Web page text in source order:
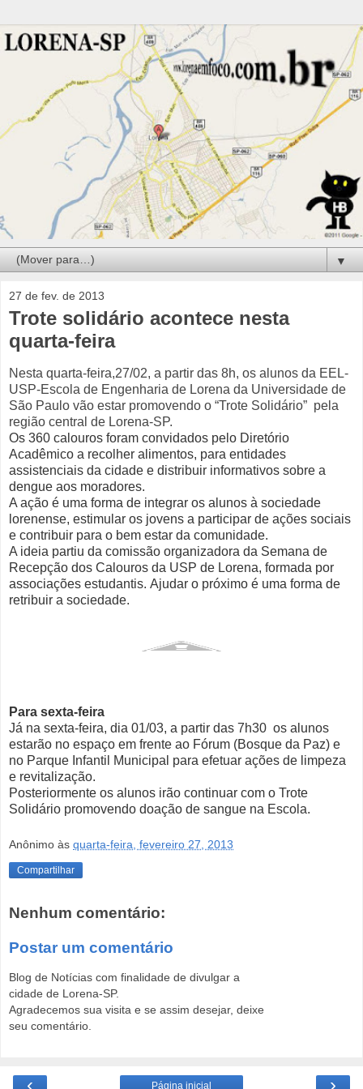
▼
27 de fev. de 2013
Trote solidário acontece nesta
quarta-feira
Nesta quarta-feira,27/02, a partir das 8h, os alunos da EEL-
USP-Escola de Engenharia de Lorena da Universidade de
São Paulo vão estar promovendo o “Trote Solidário” pela
região central de Lorena-SP.
Os 360 calouros foram convidados pelo Diretório
Acadêmico a recolher alimentos, para entidades
assistenciais da cidade e distribuir informativos sobre a
dengue aos moradores.
A ação é uma forma de integrar os alunos à sociedade
lorenense, estimular os jovens a participar de ações sociais
e contribuir para o bem estar da comunidade.
A ideia partiu da comissão organizadora da Semana de
Recepção dos Calouros da USP de Lorena, formada por
associações estudantis. Ajudar o próximo é uma forma de
retribuir a sociedade.
Para sexta-feira
Já na sexta-feira, dia 01/03, a partir das 7h30 os alunos
estarão no espaço em frente ao Fórum (Bosque da Paz) e
no Parque Infantil Municipal para efetuar ações de limpeza
e revitalização.
Posteriormente os alunos irão continuar com o Trote
Solidário promovendo doação de sangue na Escola.
Anônimo às quarta-feira, fevereiro 27, 2013
Compartilhar
Nenhum comentário:
Postar um comentário
Blog de Notícias com finalidade de divulgar a
cidade de Lorena-SP.
Agradecemos sua visita e se assim desejar, deixe
seu comentário.
‹ ›
Página inicial